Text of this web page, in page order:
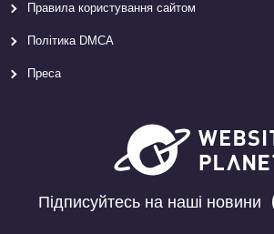
Правила користування сайтом
Політика DMCA
Преса
Підписуйтесь на наші новини